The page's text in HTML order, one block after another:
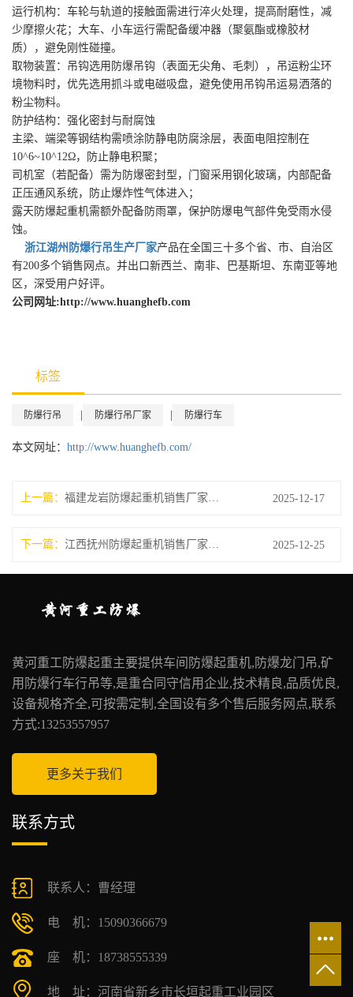
运行机构：车轮与轨道的接触面需进行淬火处理，提高耐磨性，减
少摩擦火花；大车、小车运行需配备缓冲器（聚氨酯或橡胶材
质），避免刚性碰撞。
取物装置：吊钩选用防爆吊钩（表面无尖角、毛刺），吊运粉尘环
境物料时，优先选用抓斗或电磁吸盘，避免使用吊钩吊运易洒落的
粉尘物料。
防护结构：强化密封与耐腐蚀
主梁、端梁等钢结构需喷涂防静电防腐涂层，表面电阻控制在
10^6~10^12Ω，防止静电积聚；
司机室（若配备）需为防爆密封型，门窗采用钢化玻璃，内部配备
正压通风系统，防止爆炸性气体进入；
露天防爆起重机需额外配备防雨罩，保护防爆电气部件免受雨水侵
蚀。
浙江湖州防爆行吊生产厂家产品在全国三十多个省、市、自治区
有200多个销售网点。并出口新西兰、南非、巴基斯坦、东南亚等地
区，深受用户好评。
公司网址:http://www.huanghefb.com
标签
防爆行吊 防爆行吊厂家 防爆行车
本文网址： http://www.huanghefb.com/
上一篇： 福建龙岩防爆起重机销售厂家行车的基础配置有哪些 2025-12-17
下一篇： 江西抚州防爆起重机销售厂家防爆行车价格 2025-12-25
黄河重工防爆起重主要提供车间防爆起重机,防爆龙门吊,矿
用防爆行车行吊等,是重合同守信用企业,技术精良,品质优良,
设备规格齐全,可按需定制,全国设有多个售后服务网点,联系
方式:13253557957
更多关于我们
联系方式
联系人：曹经理
电 机：15090366679
座 机：18738555339
地 址：河南省新乡市长垣起重工业园区